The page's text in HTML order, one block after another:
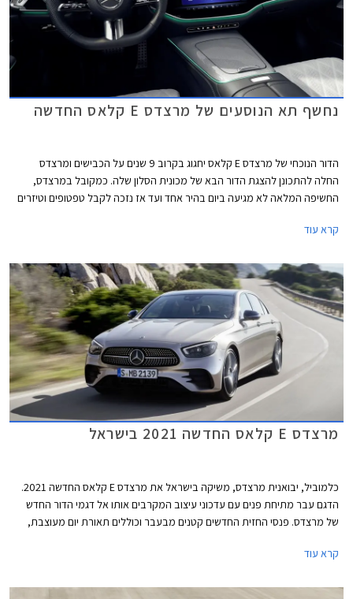
נחשף תא הנוסעים של מרצדס E קלאס החדשה
הדור הנוכחי של מרצדס E קלאס יחגוג בקרוב 9 שנים על הכבישים ומרצדס
החלה להתכונן להצגת הדור הבא של מכונית הסלון שלה. כמקובל במרצדס,
החשיפה המלאה לא מגיעה ביום בהיר אחד ועד אז נזכה לקבל טפטופים וטיזרים
קלאס ומשפחת דגמי הסלון של מרצדס עדיין מחזיקה בתואר הדגם הנמכר ביותר
המותג.
קרא עוד
מרצדס E קלאס החדשה 2021 בישראל
כלמוביל, יבואנית מרצדס, משיקה בישראל את מרצדס E קלאס החדשה 2021.
הדגם עבר מתיחת פנים עם עדכוני עיצוב המקרבים אותו אל דגמי הדור החדש
של מרצדס. פנסי החזית החדשים קטנים מבעבר וכוללים תאורת יום מעוצבת,
הצד נותרה אלגנטית ומתאפיינת בקו מותניים מעודן המשתפל לאחור. הזנב מציג
העיקרי בתא הנוסעים הוא גלגל ההגה החדש של מרצדס המכיל פקדי מגע.
קרא עוד